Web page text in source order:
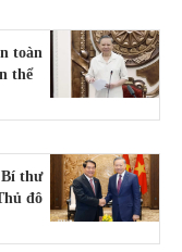
toàn
thể
thư
đô